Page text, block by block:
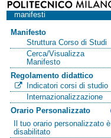
manifesti
Manifesto
Struttura Corso di Studi
Cerca/Visualizza
Manifesto
Regolamento didattico
Indicatori corsi di studio
Internazionalizzazione
Orario Personalizzato
Il tuo orario personalizzato è
disabilitato